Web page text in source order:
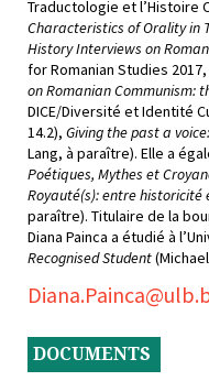
Traductologie et l’Histoire
Characteristics of Orality in
History Interviews on
for Romanian Studies
on Romanian Communism:
DICE/Diversité et Identité
14.2), Giving the past a
Lang, à paraître). Elle a
Poétiques, Mythes et
Royauté(s): entre historicité
paraître). Titulaire de la
Diana Painca a étudié à
Recognised Student
DOCUMENTS